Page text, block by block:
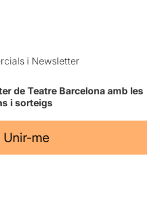
i Newsletter
de Teatre Barcelona amb les
i sorteigs
Unir-me